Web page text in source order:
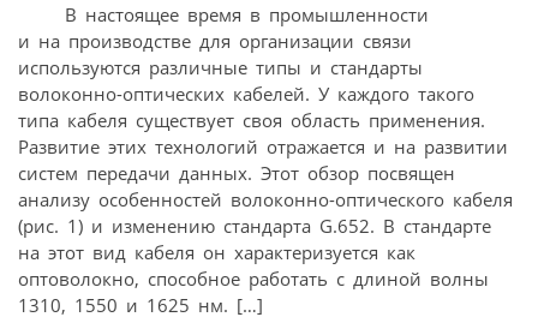
В настоящее время в промышленности
и на производстве для организации связи
используются различные типы и стандарты
волоконно-оптических кабелей. У каждого такого
типа кабеля существует своя область применения.
Развитие этих технологий отражается и на развитии
систем передачи данных. Этот обзор посвящен
анализу особенностей волоконно-оптического кабеля
(рис. 1) и изменению стандарта G.652. В стандарте
на этот вид кабеля он характеризуется как
оптоволокно, способное работать с длиной волны
1310, 1550 и 1625 нм. […]